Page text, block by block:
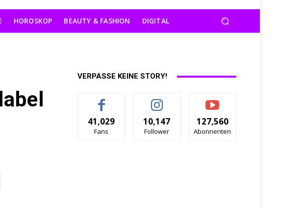
HOROSKOP BEAUTY & FASHION DIGITAL
VERPASSE KEINE STORY!
41,029
Fans
10,147
Follower
127,560
Abonnenten